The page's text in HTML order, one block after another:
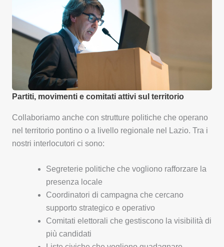
Partiti, movimenti e comitati attivi sul territorio
Collaboriamo anche con strutture politiche che operano
nel territorio pontino o a livello regionale nel Lazio. Tra i
nostri interlocutori ci sono:
Segreterie politiche che vogliono rafforzare la
presenza locale
Coordinatori di campagna che cercano
supporto strategico e operativo
Comitati elettorali che gestiscono la visibilità di
più candidati